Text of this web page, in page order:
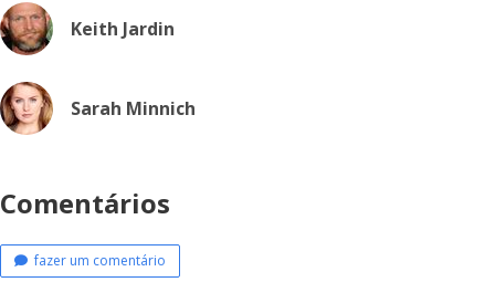
Keith Jardin
Sarah Minnich
Comentários
fazer um comentário